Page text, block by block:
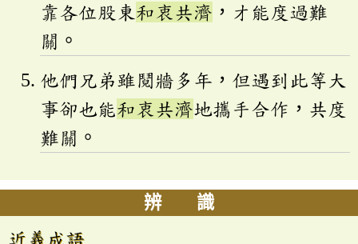
靠各位股東 和衷共濟 ，才能度過難
關。
他們兄弟雖鬩牆多年，但遇到此等大
事卻也能和衷共濟地攜手合作，共度
難關。
辨 識
近義成語